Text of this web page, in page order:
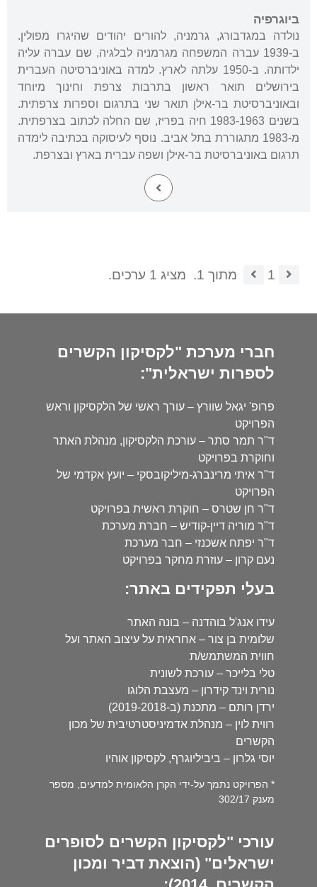
ביוגרפיה
נולדה במגדבורג, גרמניה, להורים יהודים שהיגרו מפולין.
ב-1939 עברה המשפחה מגרמניה לבלגיה, שם עברה עליה
ילדותה. ב-1950 עלתה לארץ. למדה באוניברסיטה העברית
בירושלים תואר ראשון בתרבות צרפת וחינוך מיוחד
ובאוניברסיטת בר-אילן תואר שני בתרגום וספרות צרפתית.
בשנים 1983-1963 חיה בפריז, שם החלה לכתוב בצרפתית.
מ-1983 מתגוררת בתל אביב. נוסף לעיסוקה בכתיבה לימדה
תרגום באוניברסיטת בר-אילן ושפה עברית בארץ ובצרפת.
1 מתוך 1. מציג 1 ערכים.
חברי מערכת "לקסיקון הקשרים
לספרות ישראלית":
פרופ' יגאל שוורץ – עורך ראשי של הלקסיקון וראש
הפרויקט
ד"ר תמר סתר – עורכת הלקסיקון, מנהלת האתר
וחוקרת בפרויקט
ד"ר איתי מרינברג-מיליקובסקי – יועץ אקדמי של
הפרויקט
ד"ר חן שטרס – חוקרת ראשית בפרויקט
ד"ר מוריה דיין-קודיש – חברת מערכת
ד"ר יפתח אשכנזי – חבר מערכת
נעם קרון – עוזרת מחקר בפרויקט
בעלי תפקידים באתר:
עידו אנג'ל בוהדנה – בונה האתר
שלומית בן צור – אחראית על עיצוב האתר ועל
חווית המשתמש/ת
טלי בלייכר – עורכת לשונית
נורית וינד קידרון – מעצבת הלוגו
ירדן רותם – מתכנת (ב-2019-2018)
רווית לוין – מנהלת אדמיניסטרטיבית של מכון
הקשרים
יוסי גלרון – ביביליוגרף, לקסיקון אוהיו
* הפרויקט נתמך על-ידי הקרן הלאומית למדעים, מספר
מענק 302/17
עורכי "לקסיקון הקשרים לסופרים
ישראלים" (הוצאת דביר ומכון